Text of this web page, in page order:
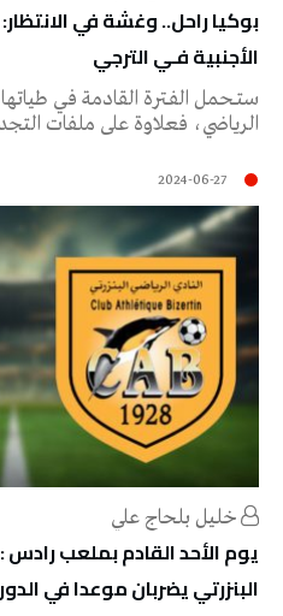
بوكيا راحل.. وغشة في
الأجنبية فـي الترجي
ستــحمل الفــترة القادمة فـي
الرياضي، فعلاوة على ملفات
2024-06-27
خليل‭ ‬بلحاج‭ ‬علي
يوم الأحد القادم بملعب
البنزرتي يضربان موعدا في